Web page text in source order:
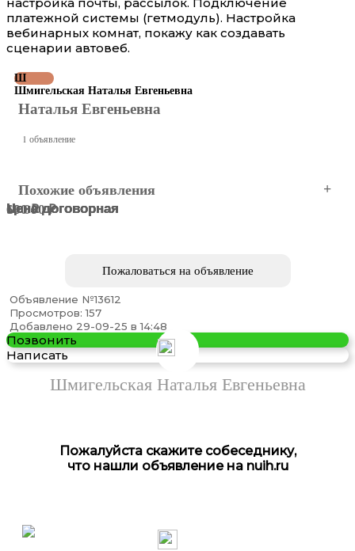
платежной системы (гетмодуль). Настройка
вебинарных комнат, покажу как создавать
сценарии автовеб.
Ш
Шмигельская Наталья Евгеньевна
Наталья Евгеньевна
1 объявление
Похожие объявления
Услуги Диагноста, Автоэлектрика, Барнаул
600 ₽
Настройка и ведение Яндекс Директ
10 000 ₽
Цена договорная
Цена договорная
Цена договорная
Цена договорная
Пожаловаться на объявление
Объявление №13612
Просмотров: 157
Добавлено 29-09-25 в 14:48
Позвонить
Написать
Шмигельская Наталья Евгеньевна
Пожалуйста скажите собеседнику,
что нашли объявление на nuih.ru